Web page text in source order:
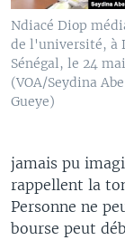
Ndiacé Diop
de l'université, à
Sénégal, le 24
(VOA/Seydina Abe
Gueye)
jamais pu
rappellent la
Personne ne
bourse peut